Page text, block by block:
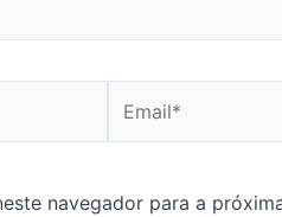
navegador para a